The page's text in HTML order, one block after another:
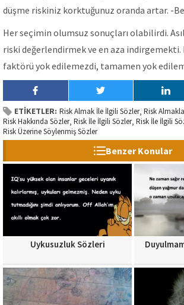
düşme riskiniz korktuğunuz oranda artar. -
Her seçimin olumsuz sonuçları olabilirdi.
riski değerlendirmek ve en aza
faktörü yok edilemezdi, tamamen yok
ETİKETLER: Risk Almak İle İlgili Sözler, Risk
Risk Hakkında Sözler, Risk İle İlgili Sözler, Risk İle İlgili
Risk Üzerine Söylenmiş Sözler
Benzer Konular
Uykusuzluk Sözleri